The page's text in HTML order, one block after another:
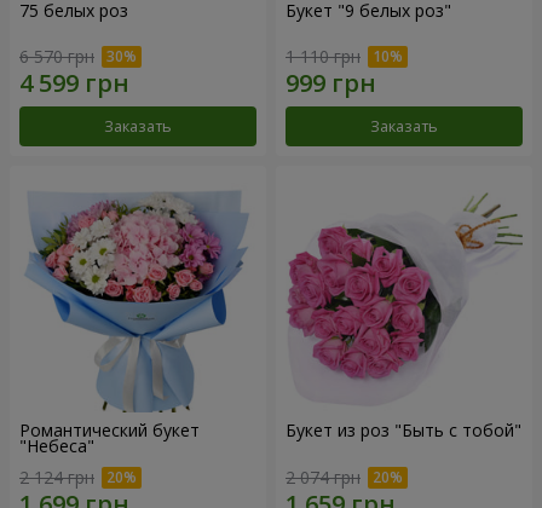
75 белых роз
6 570 грн
Заказать
Букет "9 белых роз"
1 110 грн
Заказать
Романтический букет
"Небеса"
2 124 грн
Букет из роз "Быть с тобой"
2 074 грн